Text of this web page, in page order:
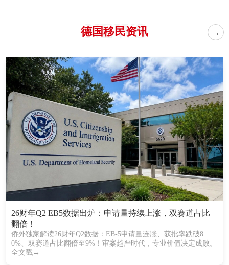
德国移民资讯 →
26财年Q2 EB5数据出炉：申请量持续上涨，双赛道占比
翻倍！
侨外独家解读26财年Q2数据：EB-5申请量连涨、获批率跌破8
0%、双赛道占比翻倍至9%！审案趋严时代，专业价值决定成败。
全文戳→